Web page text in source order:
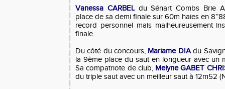
Vanessa CARBELdu Sénart Combs Brie
place de sa demi finale sur 60m haies en
record personnel mais malheureusement
finale.
Du côté du concours, Mariame DIAdu
la 9ème place du saut en longueur avec un
Sa compatriote de club, Melyne GABET
du triple saut avec un meilleur saut à 12m52